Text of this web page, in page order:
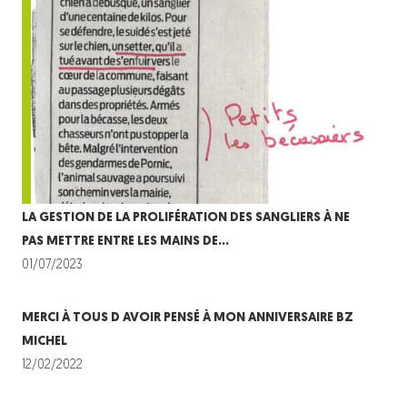
LA GESTION DE LA PROLIFÉRATION DES SANGLIERS À NE
PAS METTRE ENTRE LES MAINS DE…
01/07/2023
MERCI À TOUS D AVOIR PENSÉ À MON ANNIVERSAIRE BZ
MICHEL
12/02/2022